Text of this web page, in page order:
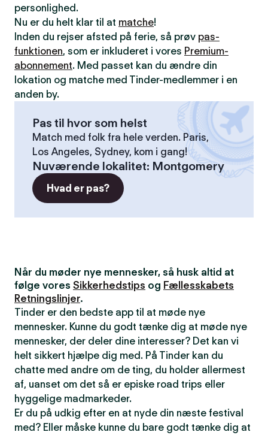
personlighed.
Nu er du helt klar til at matche!
Inden du rejser afsted på ferie, så prøv pas-
funktionen, som er inkluderet i vores Premium-
abonnement. Med passet kan du ændre din
lokation og matche med Tinder-medlemmer i en
anden by.
Pas til hvor som helst
Match med folk fra hele verden. Paris,
Los Angeles, Sydney, kom i gang!
Nuværende lokalitet: Montgomery
Hvad er pas?
Når du møder nye mennesker, så husk altid at
følge vores Sikkerhedstips og Fællesskabets
Retningslinjer.
Tinder er den bedste app til at møde nye
mennesker. Kunne du godt tænke dig at møde nye
mennesker, der deler dine interesser? Det kan vi
helt sikkert hjælpe dig med. På Tinder kan du
chatte med andre om de ting, du holder allermest
af, uanset om det så er episke road trips eller
hyggelige madmarkeder.
Er du på udkig efter en at nyde din næste festival
med? Eller måske kunne du bare godt tænke dig at